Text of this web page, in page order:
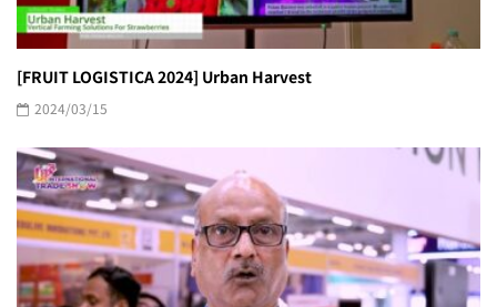
[FRUIT LOGISTICA 2024] Urban Harvest
2024/03/15